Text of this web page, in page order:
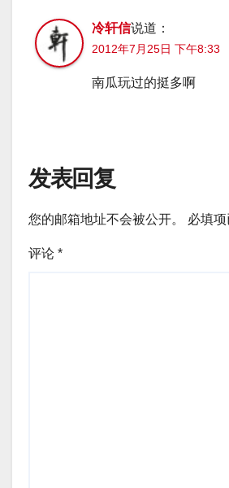
冷轩信说道：
2012年7月25日 下午8:33
南瓜玩过的挺多啊
发表回复
您的邮箱地址不会被公开。 必填项
评论 *